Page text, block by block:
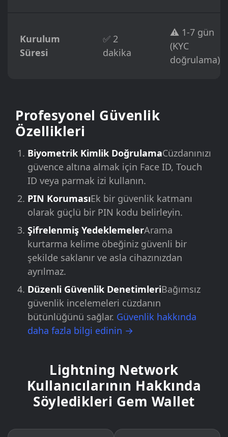
Kurulum
Süresi
✅ 2
dakika
⚠️ 1-7 gün
(KYC
doğrulama)
Profesyonel Güvenlik
Özellikleri
Biyometrik Kimlik DoğrulamaCüzdanınızı
güvence altına almak için Face ID, Touch
ID veya parmak izi kullanın.
PIN KorumasıEk bir güvenlik katmanı
olarak güçlü bir PIN kodu belirleyin.
Şifrelenmiş YedeklemelerArama
kurtarma kelime öbeğiniz güvenli bir
şekilde saklanır ve asla cihazınızdan
ayrılmaz.
Düzenli Güvenlik DenetimleriBağımsız
güvenlik incelemeleri cüzdanın
bütünlüğünü sağlar. Güvenlik hakkında
daha fazla bilgi edinin →
Lightning Network
Kullanıcılarının Hakkında
Söyledikleri Gem Wallet